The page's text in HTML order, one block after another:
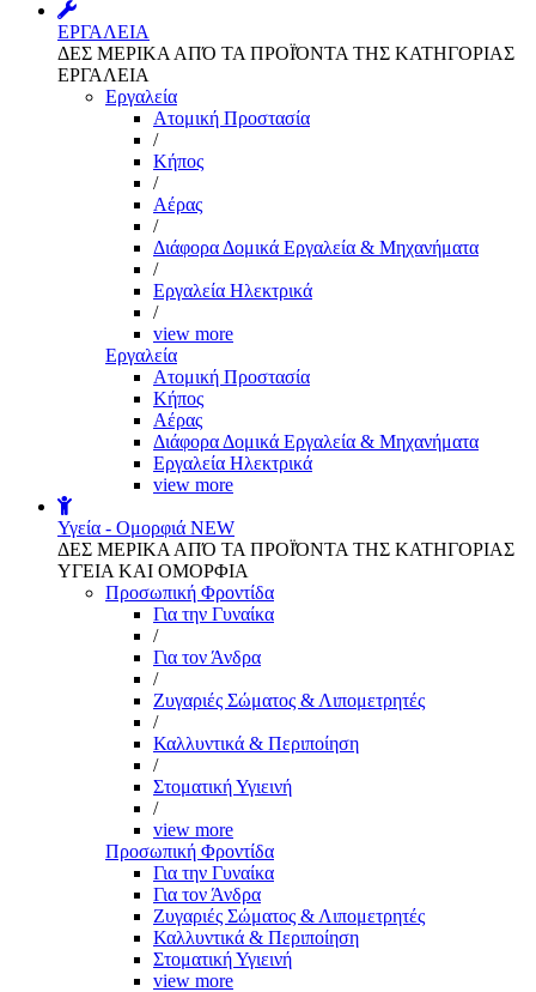
ΕΡΓΑΛΕΙΑ
ΔΕΣ ΜΕΡΙΚΑ ΑΠΌ ΤΑ ΠΡΟΪΌΝΤΑ ΤΗΣ ΚΑΤΗΓΟΡΙΑΣ
ΕΡΓΑΛΕΙΑ
Εργαλεία
Aτομική Προστασία
/
Kήπος
/
Αέρας
/
Διάφορα Δομικά Εργαλεία & Μηχανήματα
/
Εργαλεία Ηλεκτρικά
/
view more
Εργαλεία
Aτομική Προστασία
Kήπος
Αέρας
Διάφορα Δομικά Εργαλεία & Μηχανήματα
Εργαλεία Ηλεκτρικά
view more
Υγεία - Ομορφιά NEW
ΔΕΣ ΜΕΡΙΚΑ ΑΠΌ ΤΑ ΠΡΟΪΌΝΤΑ ΤΗΣ ΚΑΤΗΓΟΡΙΑΣ
ΥΓΕΙΑ ΚΑΙ ΟΜΟΡΦΙΑ
Προσωπική Φροντίδα
Για την Γυναίκα
/
Για τον Άνδρα
/
Ζυγαριές Σώματος & Λιπομετρητές
/
Καλλυντικά & Περιποίηση
/
Στοματική Υγιεινή
/
view more
Προσωπική Φροντίδα
Για την Γυναίκα
Για τον Άνδρα
Ζυγαριές Σώματος & Λιπομετρητές
Καλλυντικά & Περιποίηση
Στοματική Υγιεινή
view more